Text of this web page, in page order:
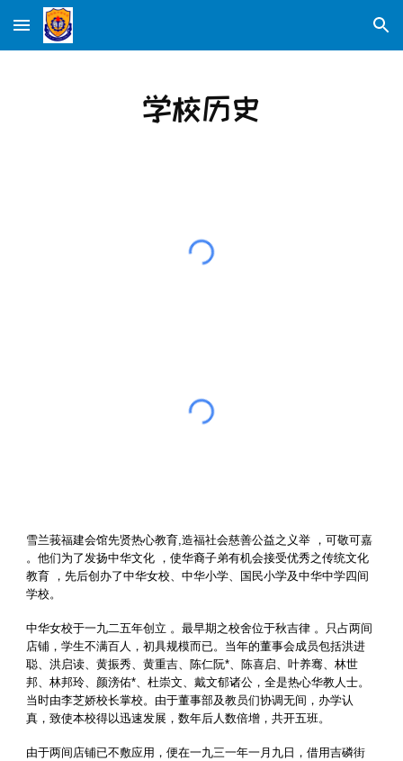
Skip to main content Skip to navigation
学校历史
雪兰莪福建会馆先贤热心教育,造福社会慈善公益之义举 ，可敬可嘉
。他们为了发扬中华文化 ，使华裔子弟有机会接受优秀之传统文化
教育 ，先后创办了中华女校、中华小学、国民小学及中华中学四间
学校。
中华女校于一九二五年创立 。最早期之校舍位于秋吉律 。只占两间
店铺，学生不满百人，初具规模而已。当年的董事会成员包括洪进
聪、洪启读、黄振秀、黄重吉、陈仁阮*、陈喜启、叶养骞、林世
邦、林邦玲、颜滂佑*、杜崇文、戴文郁诸公，全是热心华教人士。
当时由李芝娇校长掌校。由于董事部及教员们协调无间，办学认
真，致使本校得以迅速发展，数年后人数倍增，共开五班。
由于两间店铺已不敷应用，便在一九三一年一月九日，借用吉磷街